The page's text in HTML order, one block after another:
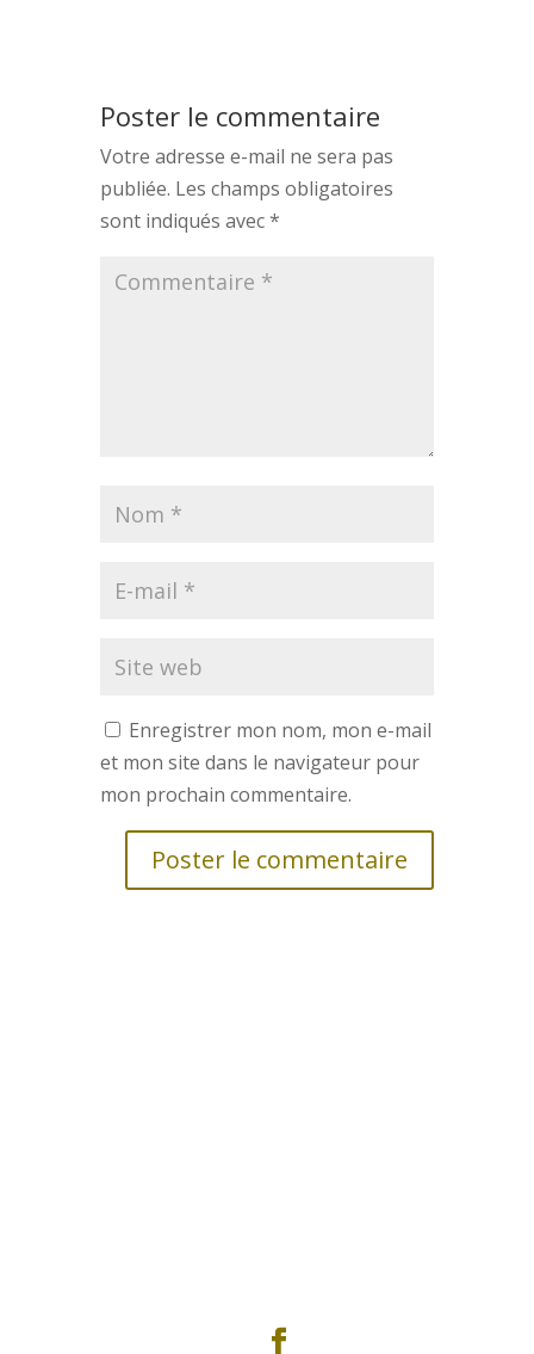
Poster le commentaire
Votre adresse e-mail ne sera pas
publiée. Les champs obligatoires
sont indiqués avec*
Enregistrer mon nom, mon e-mail
et mon site dans le navigateur pour
mon prochain commentaire.